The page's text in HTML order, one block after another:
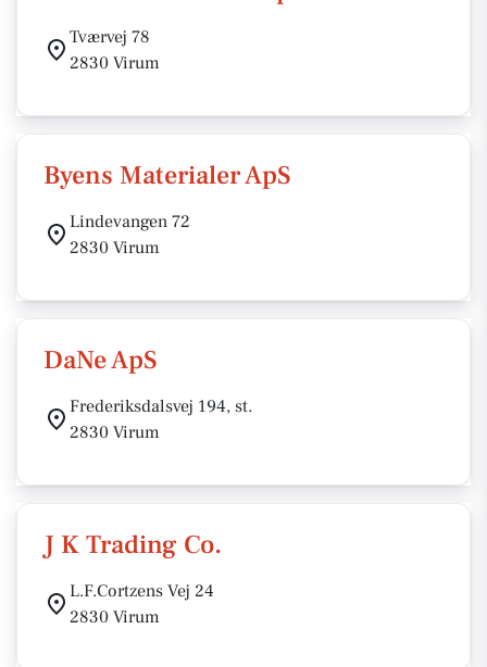
Tværvej 78
2830 Virum
Byens Materialer ApS
Lindevangen 72
2830 Virum
DaNe ApS
Frederiksdalsvej 194, st.
2830 Virum
J K Trading Co.
L.F.Cortzens Vej 24
2830 Virum